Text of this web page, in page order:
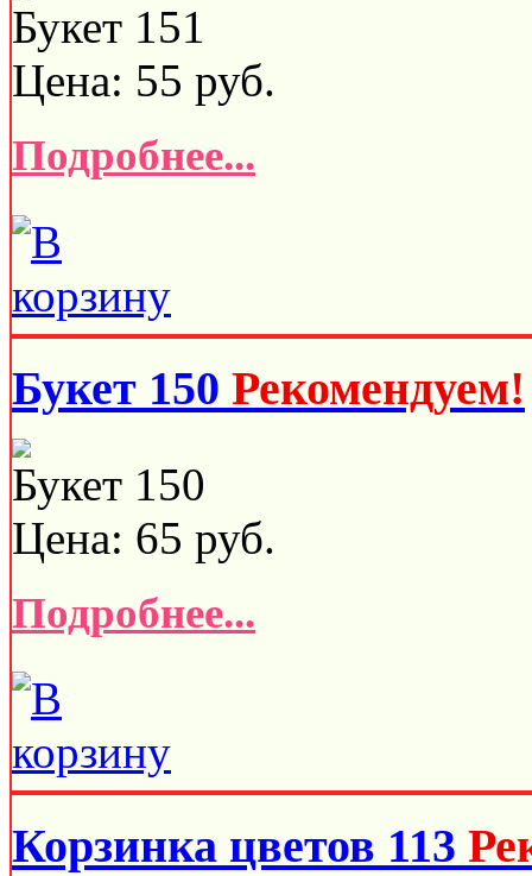
Букет 151
Цена: 55 руб.
Подробнее...
Букет 150 Рекомендуем!
Букет 150
Цена: 65 руб.
Подробнее...
Корзинка цветов 113